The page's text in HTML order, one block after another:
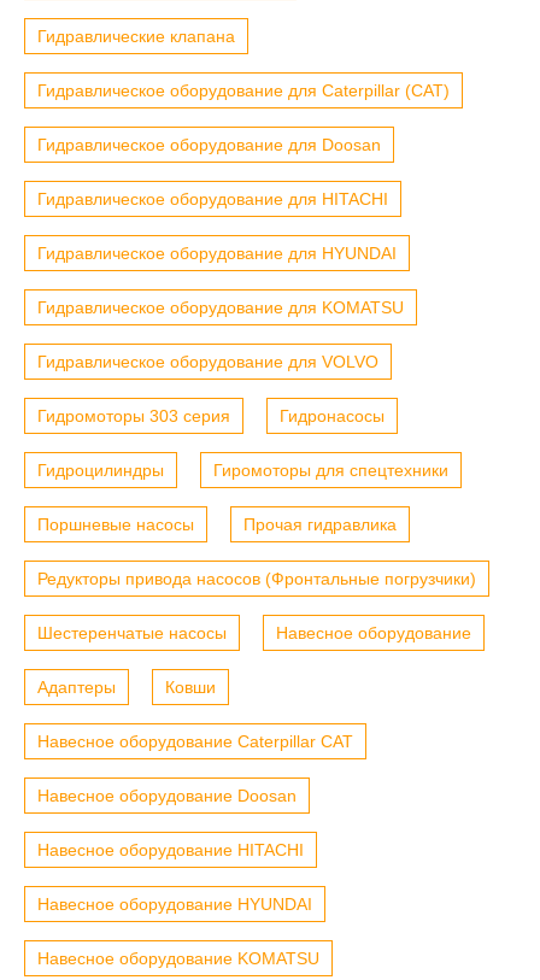
Гидравлические клапана
Гидравлическое оборудование для Caterpillar (CAT)
Гидравлическое оборудование для Doosan
Гидравлическое оборудование для HITACHI
Гидравлическое оборудование для HYUNDAI
Гидравлическое оборудование для KOMATSU
Гидравлическое оборудование для VOLVO
Гидромоторы 303 серия Гидронасосы
Гидроцилиндры Гиромоторы для спецтехники
Поршневые насосы Прочая гидравлика
Редукторы привода насосов (Фронтальные погрузчики)
Шестеренчатые насосы Навесное оборудование
Адаптеры Ковши
Навесное оборудование Caterpillar CAT
Навесное оборудование Doosan
Навесное оборудование HITACHI
Навесное оборудование HYUNDAI
Навесное оборудование KOMATSU